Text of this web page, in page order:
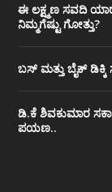
ಈ ಲಕ್ಷ್ಮಣ ಸವದಿ
ನಿಮ್ಮಗೆಷ್ಟು ಗೋತ್ತು?
ಬಸ್ ಮತ್ತು ಬೈಕ್ ಡಿಕ್ಕಿ
ಡಿ.ಕೆ ಶಿವಕುಮಾರ
ಪಯಣ..